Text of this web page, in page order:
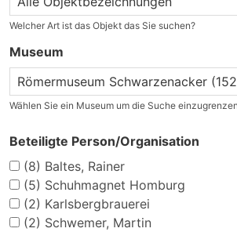
Welcher Art ist das Objekt das Sie suchen?
Museum
Wählen Sie ein Museum um die Suche
Beteiligte Person/Organisation
(8) Baltes, Rainer
(5) Schuhmagnet Homburg
(2) Karlsbergbrauerei
(2) Schwemer, Martin